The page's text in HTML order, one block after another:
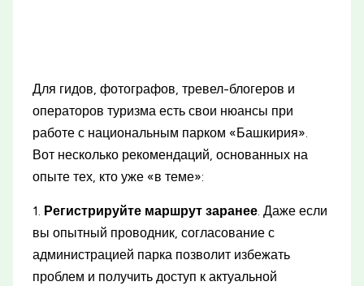
Для гидов, фотографов, тревел-блогеров и
операторов туризма есть свои нюансы при
работе с национальным парком «Башкирия».
Вот несколько рекомендаций, основанных на
опыте тех, кто уже «в теме»:
1. Регистрируйте маршрут заранее. Даже если
вы опытный проводник, согласование с
администрацией парка позволит избежать
проблем и получить доступ к актуальной